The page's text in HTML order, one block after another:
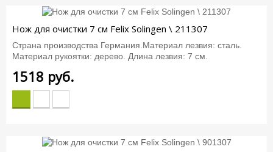
Нож для очистки 7 см Felix Solingen \ 211307
Страна производства Германия.Материал лезвия: сталь.
Материал рукоятки: дерево. Длина лезвия: 7 см.
1518 руб.